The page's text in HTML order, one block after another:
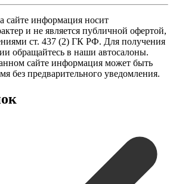
сайте информация носит
и не является публичной офертой,
ст. 437 (2) ГК РФ. Для получения
обращайтесь в наши автосалоны.
сайте информация может быть
без предварительного уведомления.